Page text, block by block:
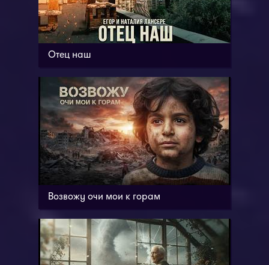
Отец наш
Возвожу очи мои к горам